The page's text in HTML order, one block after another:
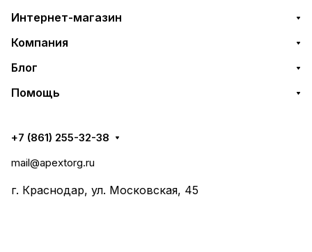
Интернет-магазин
Компания
Блог
Помощь
+7 (861) 255-32-38
mail@apextorg.ru
г. Краснодар, ул. Московская, 45